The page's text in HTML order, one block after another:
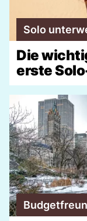
Solo
Die
erste